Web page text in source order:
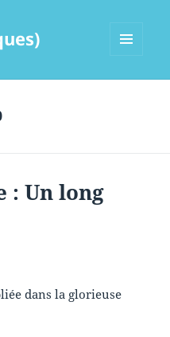
: Un long
dans la glorieuse